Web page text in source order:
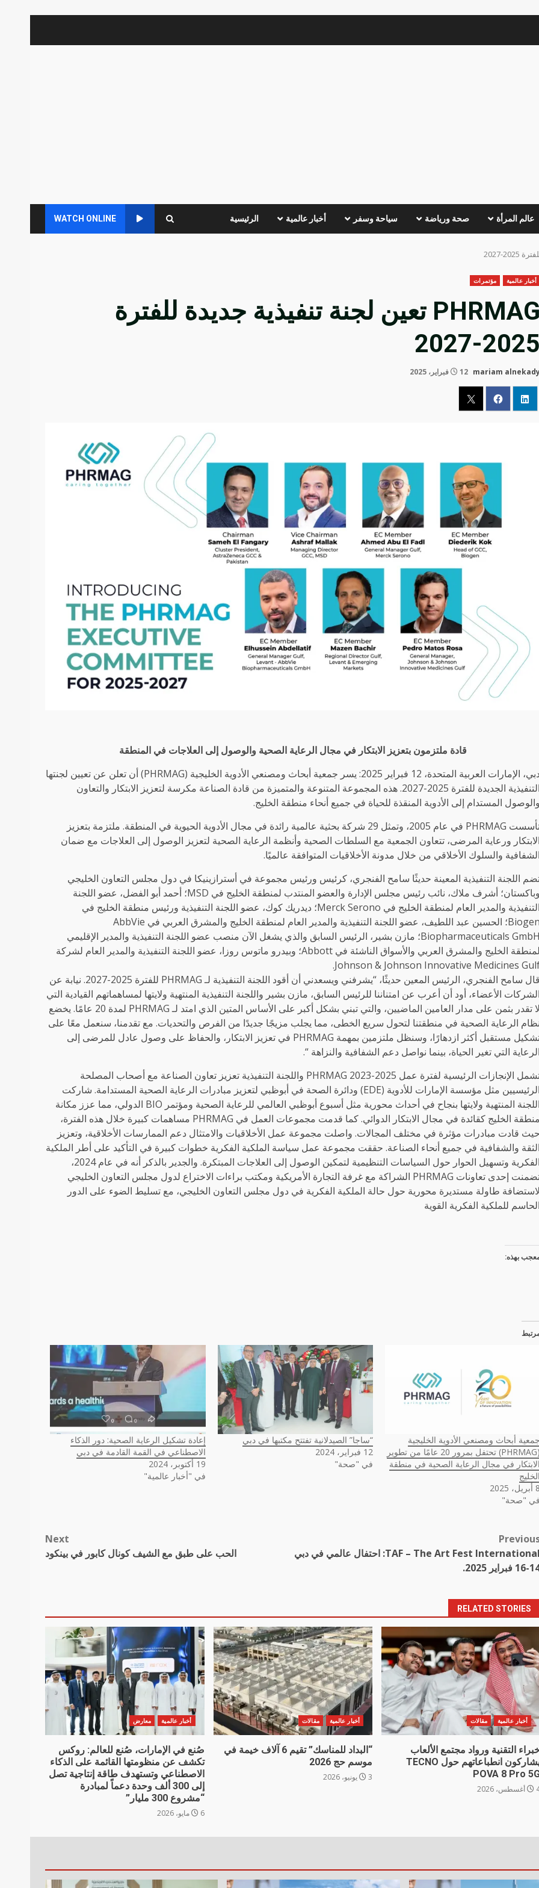
عالم المرأة صحة ورياضة سياحة وسفر أخبار عالمية الرئيسية WATCH ONLINE
أخبار عالمية مؤتمرات
PHRMAG تعين لجنة تنفيذية جديدة للفترة
2025-2027
mariam 12 فبراير، 2025
قادة ملتزمون بتعزيز الابتكار في مجال الرعاية الصحية والوصول إلى العلاجات في المنطقة
دبي، الإمارات العربية المتحدة، 12 فبراير 2025: يسر جمعية أبحاث ومصنعي الأدوية الخليجية (PHRMAG) أن تعلن عن تعيين لجنتها
التنفيذية الجديدة للفترة 2025-2027. هذه المجموعة المتنوعة والمتميزة من قادة الصناعة مكرسة لتعزيز الابتكار والتعاون
والوصول المستدام إلى الأدوية المنقذة للحياة في جميع أنحاء منطقة الخليج.
تأسست PHRMAG في عام 2005، وتمثل 29 شركة بحثية عالمية رائدة في مجال الأدوية الحيوية في المنطقة. ملتزمة بتعزيز
الابتكار ورعاية المرضى، تتعاون الجمعية مع السلطات الصحية وأنظمة الرعاية الصحية لتعزيز الوصول إلى العلاجات مع ضمان
الشفافية والسلوك الأخلاقي من خلال مدونة الأخلاقيات المتوافقة عالميًا.
اللجنة التنفيذية المعينة حديثًا سامح الفنجري، كرئيس ورئيس مجموعة في أسترازينيكا في دول مجلس التعاون الخليجي
وباكستان؛ أشرف ملاك، نائب رئيس مجلس الإدارة والعضو المنتدب لمنطقة الخليج في MSD؛ أحمد أبو الفضل، عضو اللجنة
التنفيذية والمدير العام لمنطقة الخليج في Merck Serono؛ ديدريك كوك، عضو اللجنة التنفيذية ورئيس منطقة الخليج في
Biogen؛ الحسين عبد اللطيف، عضو اللجنة التنفيذية والمدير العام لمنطقة الخليج والمشرق العربي في AbbVie
Biopharmaceuticals GmbH؛ مازن بشير، الرئيس السابق والذي يشغل الآن منصب عضو اللجنة التنفيذية والمدير الإقليمي
لمنطقة الخليج والمشرق العربي والأسواق الناشئة في Abbott؛ وبيدرو ماتوس روزا، عضو اللجنة التنفيذية والمدير العام لشركة
Johnson & Johnson Innovative Medicines
قال سامح الفنجري، الرئيس المعين حديثًا، “يشرفني ويسعدني أن أقود اللجنة التنفيذية لـ PHRMAG للفترة 2025-2027. نيابة عن
الشركات الأعضاء، أود أن أعرب عن امتناننا للرئيس السابق، مازن بشير واللجنة التنفيذية المنتهية ولايتها لمساهماتهم القيادية التي
لا تقدر بثمن على مدار العامين الماضيين، والتي تبني بشكل أكبر على الأساس المتين الذي امتد لـ PHRMAG لمدة 20 عامًا. يخضع
نظام الرعاية الصحية في منطقتنا لتحول سريع الخطى، مما يجلب مزيجًا جديدًا من الفرص والتحديات. مع تقدمنا، سنعمل معًا على
تشكيل مستقبل أكثر ازدهارًا، وسنظل ملتزمين بمهمة PHRMAG في تعزيز الابتكار، والحفاظ على وصول عادل للمرضى إلى
الرعاية التي تغير الحياة، بينما نواصل دعم الشفافية والنزاهة “.
تشمل الإنجازات الرئيسية لفترة عمل PHRMAG 2023-2025 واللجنة التنفيذية تعزيز تعاون الصناعة مع أصحاب المصلحة
الرئيسيين مثل مؤسسة الإمارات للأدوية (EDE) ودائرة الصحة في أبوظبي لتعزيز مبادرات الرعاية الصحية المستدامة. شاركت
اللجنة المنتهية ولايتها بنجاح في أحداث محورية مثل أسبوع أبوظبي العالمي للرعاية الصحية ومؤتمر BIO الدولي، مما عزز مكانة
منطقة الخليج كقائدة في مجال الابتكار الدوائي. كما قدمت مجموعات العمل في PHRMAG مساهمات كبيرة خلال هذه الفترة،
حيث قادت مبادرات مؤثرة في مختلف المجالات. واصلت مجموعة عمل الأخلاقيات والامتثال دعم الممارسات الأخلاقية، وتعزيز
الثقة والشفافية في جميع أنحاء الصناعة. حققت مجموعة عمل سياسة الملكية الفكرية خطوات كبيرة في التأكيد على أطر الملكية
الفكرية وتسهيل الحوار حول السياسات التنظيمية لتمكين الوصول إلى العلاجات المبتكرة. والجدير بالذكر أنه في عام 2024،
تضمنت إحدى تعاونات PHRMAG الشراكة مع غرفة التجارة الأمريكية ومكتب براءات الاختراع لدول مجلس التعاون الخليجي
لاستضافة طاولة مستديرة محورية حول حالة الملكية الفكرية في دول مجلس التعاون الخليجي، مع تسليط الضوء على الدور
الحاسم للملكية الفكرية القوية
بهذه:
جمعية أبحاث ومصنعي الأدوية الخليجية
(PHRMAG) تحتفل بمرور 20 عامًا من تطوير
الابتكار في مجال الرعاية الصحية في منطقة
الخليج
8 أبريل، 2025
في "صحة"
“ساجا” الصيدلانية تفتتح مكتبها في دبي
12 فبراير، 2024
في "صحة"
إعادة تشكيل الرعاية الصحية: دور الذكاء
الاصطناعي في القمة القادمة في دبي
19 أكتوبر، 2024
في "أخبار عالمية"
TAF – The Art Fest International: احتفال عالمي في دبي
2025.
Next
الحب على طبق مع الشيف كونال كابور في بينكود
RELATED STORIES
أخبار عالمية مقالات
التقنية ورواد مجتمع الألعاب
يشاركون انطباعاتهم حول TECNO
POVA 8 Pro
2026
أخبار عالمية مقالات
“البداد للمناسك” تقيم 6 آلاف خيمة في
موسم حج 2026
3 يونيو، 2026
أخبار عالمية معارض
صُنع في الإمارات، صُنع للعالم: روكس
تكشف عن منظومتها القائمة على الذكاء
الاصطناعي وتستهدف طاقة إنتاجية تصل
إلى 300 ألف وحدة دعماً لمبادرة
“مشروع 300 مليار”
6 مايو، 2026